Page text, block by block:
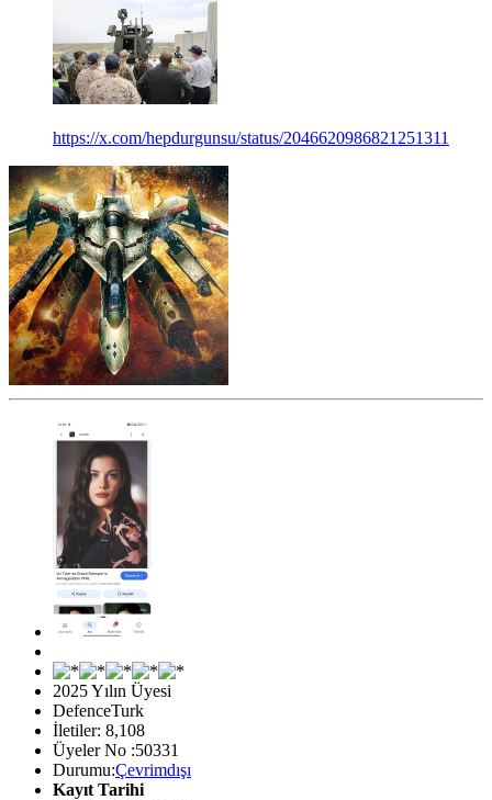
https://x.com/hepdurgunsu/status/2046620986821251311
2025 Yılın Üyesi
DefenceTurk
İletiler: 8,108
Üyeler No :50331
Durumu:Çevrimdışı
Kayıt Tarihi